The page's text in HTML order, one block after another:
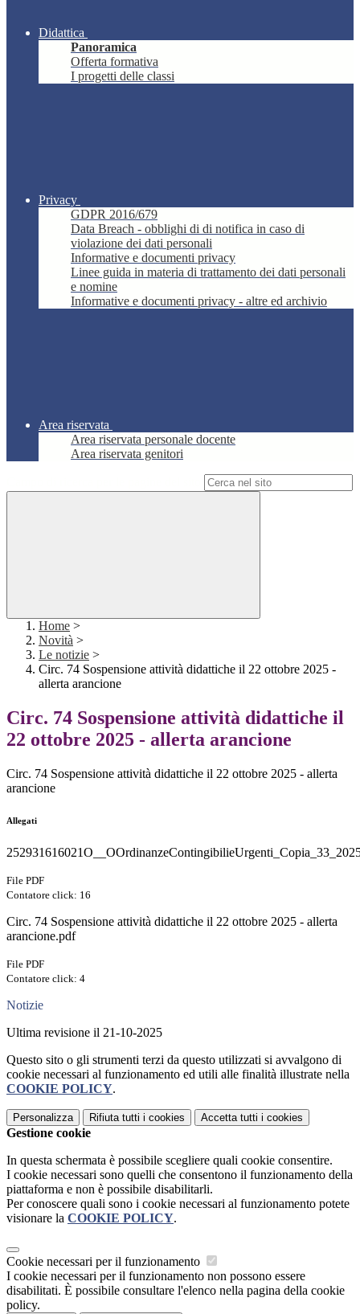
Didattica
Panoramica
Offerta formativa
I progetti delle classi
Privacy
GDPR 2016/679
Data Breach - obblighi di di notifica in caso di
violazione dei dati personali
Informative e documenti privacy
Linee guida in materia di trattamento dei dati personali
e nomine
Informative e documenti privacy - altre ed archivio
Area riservata
Area riservata personale docente
Area riservata genitori
Home >
Novità >
Le notizie >
Circ. 74 Sospensione attività didattiche il 22 ottobre 2025 -
allerta arancione
Circ. 74 Sospensione attività didattiche il
22 ottobre 2025 - allerta arancione
Circ. 74 Sospensione attività didattiche il 22 ottobre 2025 - allerta
arancione
Allegati
File PDF
Contatore click: 16
Circ. 74 Sospensione attività didattiche il 22 ottobre 2025 - allerta
arancione.pdf
File PDF
Contatore click: 4
Notizie
Ultima revisione il 21-10-2025
Questo sito o gli strumenti terzi da questo utilizzati si avvalgono di
cookie necessari al funzionamento ed utili alle finalità illustrate nella
COOKIE POLICY.
Personalizza Rifiuta tutti i cookies Accetta tutti i cookies
Gestione cookie
In questa schermata è possibile scegliere quali cookie consentire.
I cookie necessari sono quelli che consentono il funzionamento della
piattaforma e non è possibile disabilitarli.
Per conoscere quali sono i cookie necessari al funzionamento potete
visionare la COOKIE POLICY.
Cookie necessari per il funzionamento
I cookie necessari per il funzionamento non possono essere
disabilitati. È possibile consultare l'elenco nella pagina della cookie
policy.